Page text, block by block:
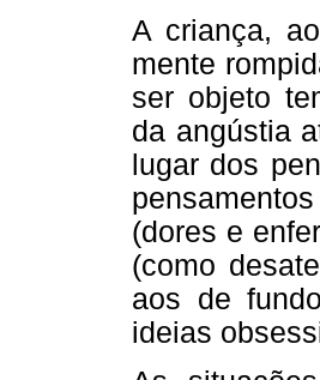
A criança,
mente
ser objeto
da angústia
lugar dos
(dores e
(como
aos de
ideias